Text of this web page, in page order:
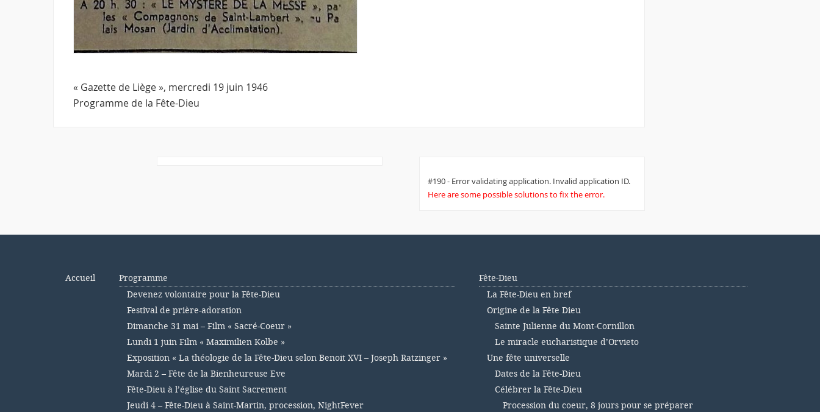
« Gazette de Liège », mercredi 19 juin 1946
Programme de la Fête-Dieu
#190 - Error validating application. Invalid application ID.
Here are some possible solutions to fix the error.
Accueil
Programme
Devenez volontaire pour la Fête-Dieu
Festival de prière-adoration
Dimanche 31 mai – Film « Sacré-Coeur »
Lundi 1 juin Film « Maximilien Kolbe »
Exposition « La théologie de la Fête-Dieu selon Benoit XVI – Joseph Ratzinger »
Mardi 2 – Fête de la Bienheureuse Eve
Fête-Dieu à l’église du Saint Sacrement
Jeudi 4 – Fête-Dieu à Saint-Martin, procession, NightFever
Fête-Dieu
La Fête-Dieu en bref
Origine de la Fête Dieu
Sainte Julienne du Mont-Cornillon
Le miracle eucharistique d’Orvieto
Une fête universelle
Dates de la Fête-Dieu
Célébrer la Fête-Dieu
Procession du coeur, 8 jours pour se préparer